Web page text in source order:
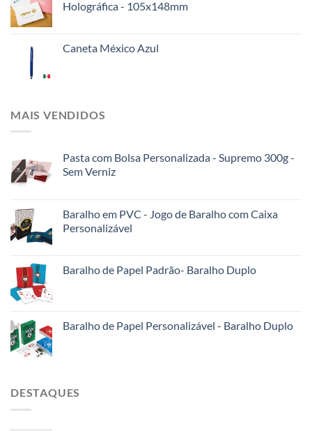
Holográfica - 105x148mm
Caneta México Azul
MAIS VENDIDOS
Pasta com Bolsa Personalizada - Supremo 300g -
Sem Verniz
Baralho em PVC - Jogo de Baralho com Caixa
Personalizável
Baralho de Papel Padrão- Baralho Duplo
Baralho de Papel Personalizável - Baralho Duplo
DESTAQUES